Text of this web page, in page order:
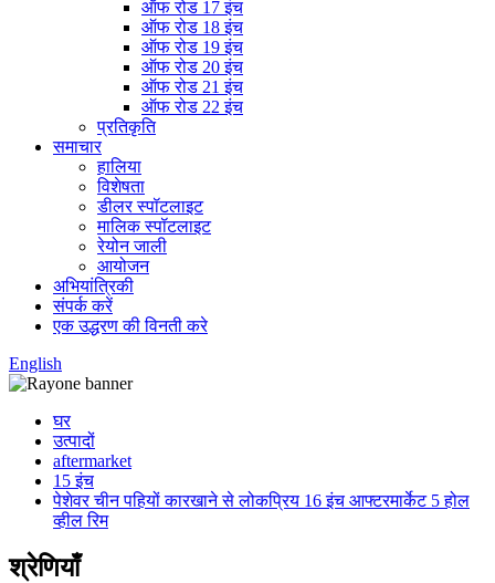
ऑफ रोड 17 इंच
ऑफ रोड 18 इंच
ऑफ रोड 19 इंच
ऑफ रोड 20 इंच
ऑफ रोड 21 इंच
ऑफ रोड 22 इंच
प्रतिकृति
समाचार
हालिया
विशेषता
डीलर स्पॉटलाइट
मालिक स्पॉटलाइट
रेयोन जाली
आयोजन
अभियांत्रिकी
संपर्क करें
एक उद्धरण की विनती करे
English
घर
उत्पादों
aftermarket
15 इंच
पेशेवर चीन पहियों कारखाने से लोकप्रिय 16 इंच आफ्टरमार्केट 5 होल
व्हील रिम
श्रेणियाँ